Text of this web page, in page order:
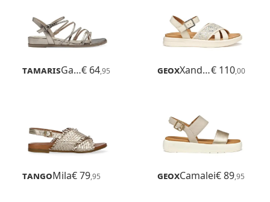
Tamaris Gabriella€ 64,95 Geox Xand 2s€ 110,00
TangoMila€ 79,95 GeoxCamalei€ 89,95